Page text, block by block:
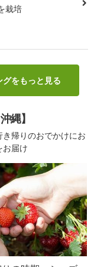
栽培
をもっと見る
縄】
帰りのおでかけにお
お届け